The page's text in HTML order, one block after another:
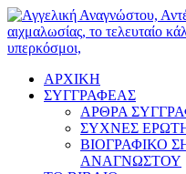
ΑΡΧΙΚΗ
ΣΥΓΓΡΑΦΕΑΣ
ΑΡΘΡΑ
ΣΥΧΝΕΣ
ΒΙΟΓΡΑΦΙΚΟ
ΑΝΑΓΝΩΣΤΟΥ